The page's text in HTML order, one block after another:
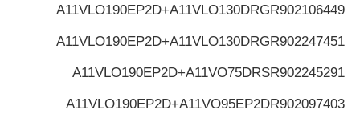
R902106449
A11VLO190EP2D+A11VLO130DRG
R902247451
A11VLO190EP2D+A11VLO130DRG
R902245291
A11VLO190EP2D+A11VO75DRS
R902097403
A11VLO190EP2D+A11VO95EP2D